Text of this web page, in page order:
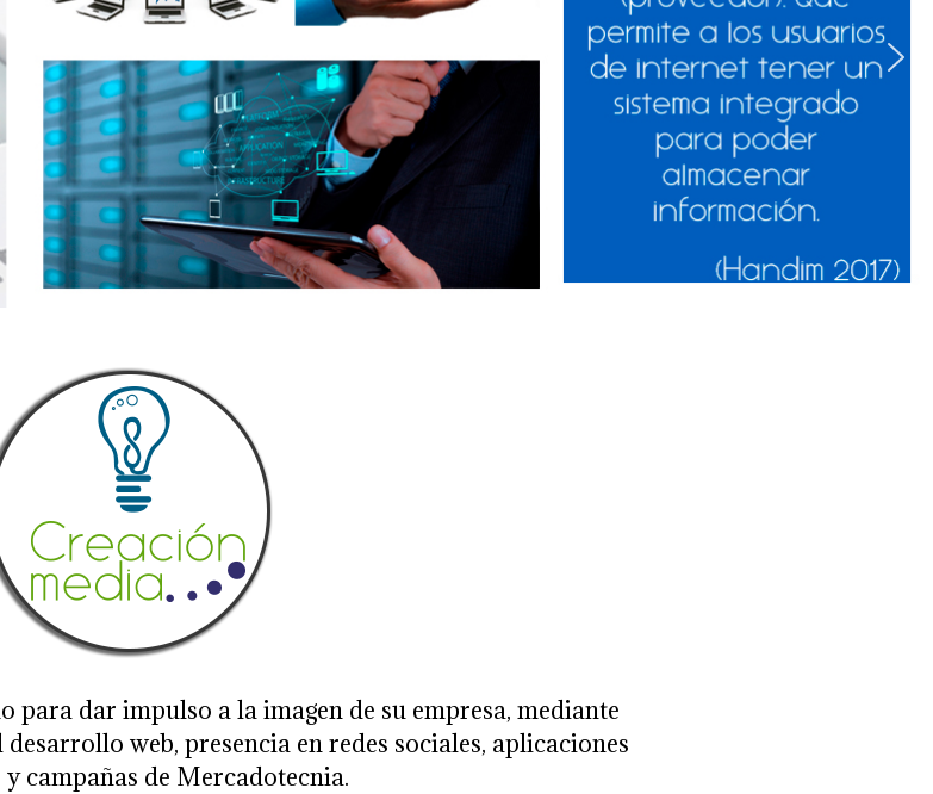
para dar impulso a la imagen de su empresa, mediante
web, presencia en redes sociales, aplicaciones
campañas de Mercadotecnia.